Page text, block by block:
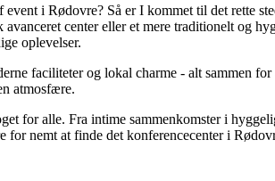
i Rødovre? Så er I kommet til det rette
center eller et mere traditionelt og
oplevelser.
faciliteter og lokal charme - alt sammen
atmosfære.
for alle. Fra intime sammenkomster i
nemt at finde det konferencecenter i